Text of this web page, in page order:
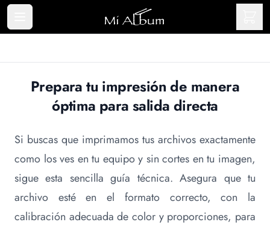
Prepara tu impresión de manera
óptima para salida directa
Si buscas que imprimamos tus archivos exactamente
como los ves en tu equipo y sin cortes en tu imagen,
sigue esta sencilla guía técnica. Asegura que tu
archivo esté en el formato correcto, con la
calibración adecuada de color y proporciones, para